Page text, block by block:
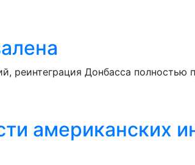
реинтеграция Донбасса полностью
американских